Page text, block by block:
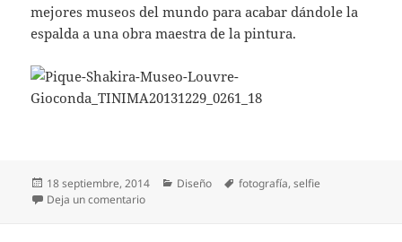
mejores museos del mundo para acabar dándole la
espalda a una obra maestra de la pintura.
Publicado
el
18 septiembre, 2014 Categorías
Diseño Etiquetas
fotografía,selfie
Deja un comentarioen Un selfie con la Gioconda